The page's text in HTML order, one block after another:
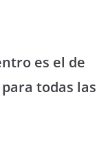
es el de
todas las